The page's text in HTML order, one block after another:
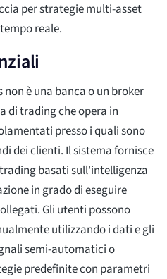
per strategie multi-asset
reale.
non è una banca o un broker
di trading che opera in
presso i quali sono
dei clienti. Il sistema fornisce
basati sull'intelligenza
in grado di eseguire
Gli utenti possono
utilizzando i dati e gli
semi-automatici o
predefinite con parametri